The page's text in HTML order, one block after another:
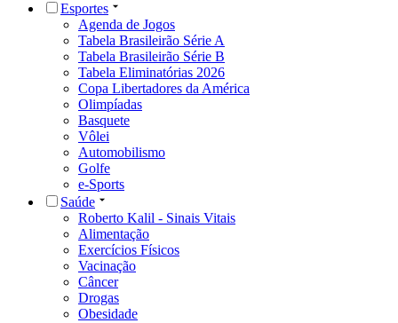
Esportes
Agenda de Jogos
Tabela Brasileirão Série A
Tabela Brasileirão Série B
Tabela Eliminatórias 2026
Copa Libertadores da América
Olimpíadas
Basquete
Vôlei
Automobilismo
Golfe
e-Sports
Saúde
Roberto Kalil - Sinais Vitais
Alimentação
Exercícios Físicos
Vacinação
Câncer
Drogas
Obesidade